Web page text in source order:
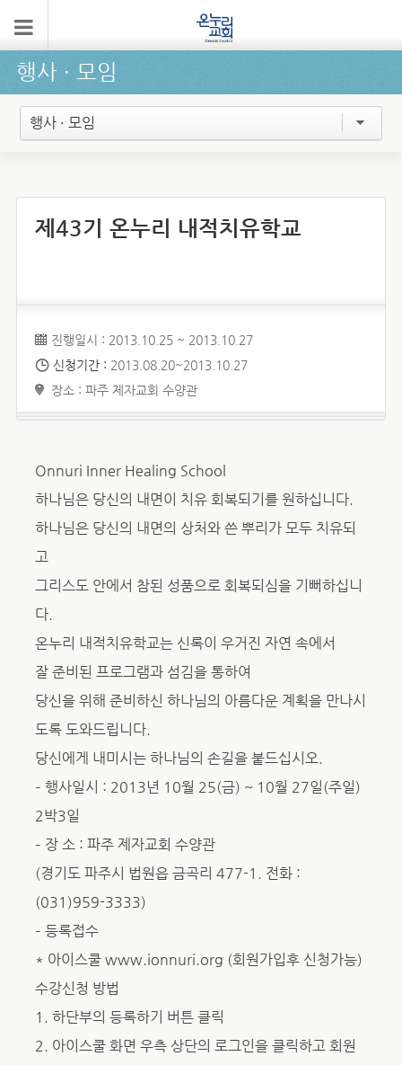
행사 ∙ 모임
행사 · 모임
제43기 온누리 내적치유학교
진행일시 : 2013.10.25 ~ 2013.10.27
신청기간 : 2013.08.20~2013.10.27
장소 : 파주 제자교회 수양관
Onnuri Inner Healing School
하나님은 당신의 내면이 치유 회복되기를 원하십니다.
하나님은 당신의 내면의 상처와 쓴 뿌리가 모두 치유되
고
그리스도 안에서 참된 성품으로 회복되심을 기뻐하십니
다.
온누리 내적치유학교는 신록이 우거진 자연 속에서
잘 준비된 프로그램과 섬김을 통하여
당신을 위해 준비하신 하나님의 아름다운 계획을 만나시
도록 도와드립니다.
당신에게 내미시는 하나님의 손길을 붙드십시오.
– 행사일시 : 2013년 10월 25(금) ~ 10월 27일(주일)
2박3일
– 장 소 : 파주 제자교회 수양관
(경기도 파주시 법원읍 금곡리 477-1. 전화 :
(031)959-3333)
– 등록접수
* 아이스쿨 www.ionnuri.org (회원가입후 신청가능)
수강신청 방법
1. 하단부의 등록하기 버튼 클릭
2. 아이스쿨 화면 우측 상단의 로그인을 클릭하고 회원